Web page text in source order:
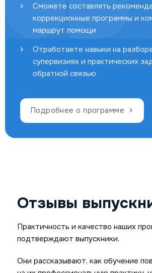
Сможете составлять
коррекционные программы и
маршрут помощи
Отработаете навыки на
супервизиях и практических
обратной связью
Подробнее о программе
Отзывы
Практичность и качество наших
подтверждают выпускники.
Они рассказывают, как обучение